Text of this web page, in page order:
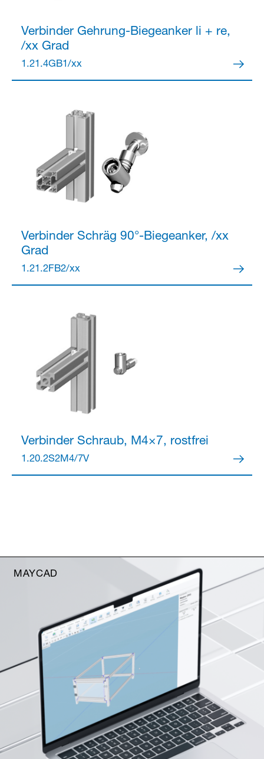
VerbinderGehrung-Biegeanker li + re,
/xx Grad
1.21.4GB1/xx
VerbinderSchräg 90°-Biegeanker, /xx
Grad
1.21.2FB2/xx
VerbinderSchraub, M4×7, rostfrei
1.20.2S2M4/7V
MAYCAD
Partner Login
Anmelden